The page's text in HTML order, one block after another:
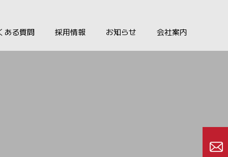
ある質問 採用情報 お知らせ 会社案内